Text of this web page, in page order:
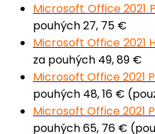
Microsoft Office 2021
pouhých 27, 75 €
Microsoft Office 2021
za pouhých 49, 89 €
Microsoft Office 2021
pouhých 48, 16 €
Microsoft Office 2021
pouhých 65, 76 €